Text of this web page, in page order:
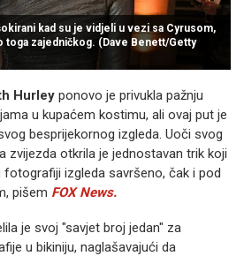
kad su je vidjeli u vezi sa Cyrusom,
toga zajedničkog. (Dave Benett/Getty
Hurley ponovo je privukla pažnju
u kupaćem kostimu, ali ovaj put je
besprijekornog izgleda. Uoči svog
zvijezda otkrila je jednostavan trik koji
izgleda savršeno, čak i pod
pišem FOX News.
je svoj "savjet broj jedan" za
u bikiniju, naglašavajući da